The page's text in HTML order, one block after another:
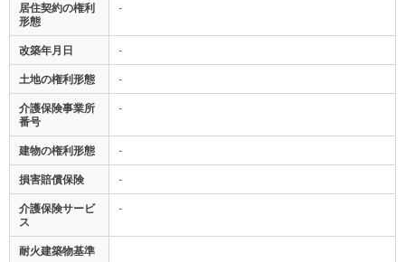
居住契約の権利
形態
-
改築年月日 -
土地の権利形態 -
介護保険事業所
番号
-
建物の権利形態 -
損害賠償保険 -
介護保険サービ
ス
-
耐火建築物基準